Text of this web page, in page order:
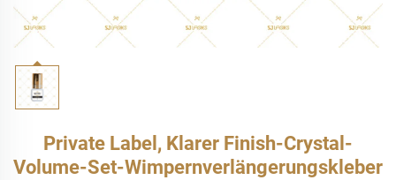
Private Label, Klarer Finish-Crystal-
Volume-Set-Wimpernverlängerungskleber